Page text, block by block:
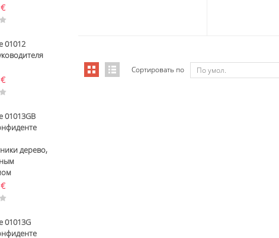
€
01012
€
01013GB
дерево,
€
01013G
Сортировать по По умол.